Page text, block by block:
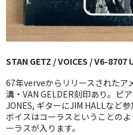
JAZZ-US
BLUE NOTE
JAZZ-EU
JAZZ-JP
JAZZ-VOCAL
STAN GETZ / VOICES / V6-8707
67年verveからリリースされたア
溝・VAN GELDER刻印あり。ピ
JONES, ギターにJIM HALLなど
ボイスはコーラスということの
ーラスが入ります。